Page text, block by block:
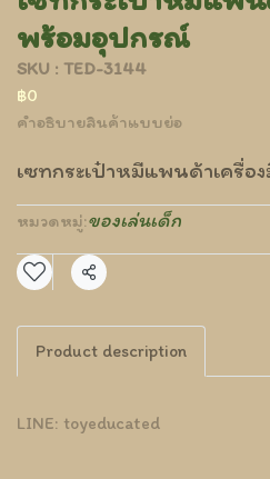
พร้อมอุปกรณ์
SKU : TED-3144
฿0
คำอธิบายสินค้าแบบย่อ
เซทกระเป๋าหมีแพนด้าเครื่
หมวดหมู่:ของเล่นเด็ก
แชร์
Product description
LINE: toyeducated